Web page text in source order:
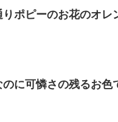
ポピーのお花のオレ
のに可憐さの残るお